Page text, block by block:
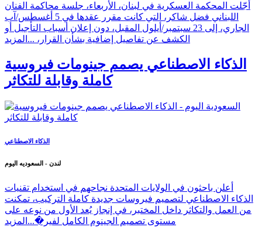
أجّلت المحكمة العسكرية في لبنان، الأربعاء، جلسة محاكمة الفنان
اللبناني فضل شاكر، التي كانت مقرر عقدها في 5 أغسطس/آب
الجاري، إلى 23 سبتمبر/أيلول المقبل، دون إعلان أسباب التأجيل أو
الكشف عن تفاصيل إضافية بشأن القرار، ... المزيد
الذكاء الاصطناعي يصمم جينومات فيروسية
كاملة وقابلة للتكاثر
الذكاء الاصطناعي
لندن - السعوديه اليوم
أعلن باحثون في الولايات المتحدة نجاحهم في استخدام تقنيات
الذكاء الاصطناعي لتصميم فيروسات جديدة كاملة التركيب، تمكنت
من العمل والتكاثر داخل المختبر، في إنجاز يُعد الأول من نوعه على
مستوى تصميم الجينوم الكامل لفير�... المزيد